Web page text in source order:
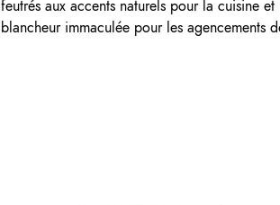
feutrés aux accents naturels pour la cuisine
blancheur immaculée pour les agencements